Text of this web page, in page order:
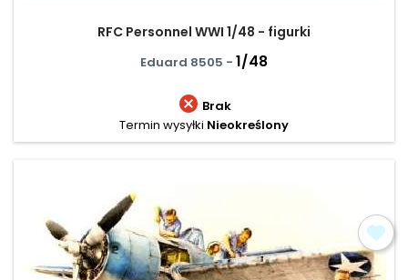
RFC Personnel WWI 1/48 - figurki
Eduard 8505 - 1/48
 Brak
Termin wysyłki Nieokreślony